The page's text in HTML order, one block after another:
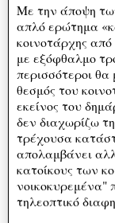
Με την άποψη
απλό ερώτημα
κοινοτάρχης
με εξόφθαλμο
περισσότεροι
θεσμός του
εκείνος του
δεν διαχωρίζω
τρέχουσα
απολαμβάνει
κατοίκους των
νοικοκυρεμένα"
τηλεοπτικό